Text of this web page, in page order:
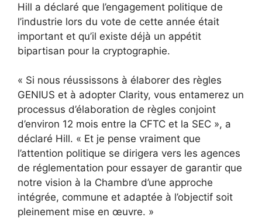
Hill a déclaré que l’engagement politique de
l’industrie lors du vote de cette année était
important et qu’il existe déjà un appétit
bipartisan pour la cryptographie.
« Si nous réussissons à élaborer des règles
GENIUS et à adopter Clarity, vous entamerez un
processus d’élaboration de règles conjoint
d’environ 12 mois entre la CFTC et la SEC », a
déclaré Hill. « Et je pense vraiment que
l’attention politique se dirigera vers les agences
de réglementation pour essayer de garantir que
notre vision à la Chambre d’une approche
intégrée, commune et adaptée à l’objectif soit
pleinement mise en œuvre. »